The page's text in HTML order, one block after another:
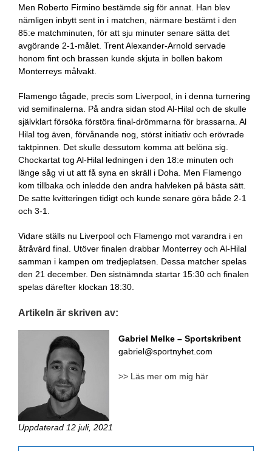
Men Roberto Firmino bestämde sig för annat. Han blev
nämligen inbytt sent in i matchen, närmare bestämt i den
85:e matchminuten, för att sju minuter senare sätta det
avgörande 2-1-målet. Trent Alexander-Arnold servade
honom fint och brassen kunde skjuta in bollen bakom
Monterreys målvakt.
Flamengo tågade, precis som Liverpool, in i denna turnering
vid semifinalerna. På andra sidan stod Al-Hilal och de skulle
självklart försöka förstöra final-drömmarna för brassarna. Al
Hilal tog även, förvånande nog, störst initiativ och erövrade
taktpinnen. Det skulle dessutom komma att belöna sig.
Chockartat tog Al-Hilal ledningen i den 18:e minuten och
länge såg vi ut att få syna en skräll i Doha. Men Flamengo
kom tillbaka och inledde den andra halvleken på bästa sätt.
De satte kvitteringen tidigt och kunde senare göra både 2-1
och 3-1.
Vidare ställs nu Liverpool och Flamengo mot varandra i en
åtråvärd final. Utöver finalen drabbar Monterrey och Al-Hilal
samman i kampen om tredjeplatsen. Dessa matcher spelas
den 21 december. Den sistnämnda startar 15:30 och finalen
spelas därefter klockan 18:30.
Artikeln är skriven av:
Gabriel Melke – Sportskribent
gabriel@sportnyhet.com
>> Läs mer om mig här
Uppdaterad 12 juli, 2021